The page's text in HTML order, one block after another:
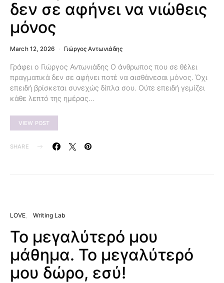
δεν σε αφήνει να νιώθεις
μόνος
March 12, 2026 Γιώργος Αντωνιάδης
Γράφει ο Γιώργος Αντωνιάδης Ο άνθρωπος που σε θέλει
πραγματικά δεν σε αφήνει ποτέ να αισθάνεσαι μόνος. Όχι
επειδή βρίσκεται συνεχώς δίπλα σου. Ούτε επειδή γεμίζει
κάθε λεπτό της ημέρας…
VIEW POST
SHARE
LOVE Writing Lab
Το μεγαλύτερό μου
μάθημα. Το μεγαλύτερό
μου δώρο, εσύ!